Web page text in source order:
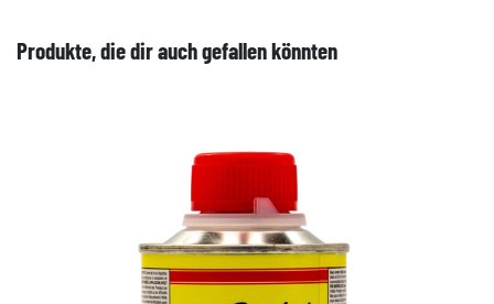
Produkte, die dir auch gefallen könnten